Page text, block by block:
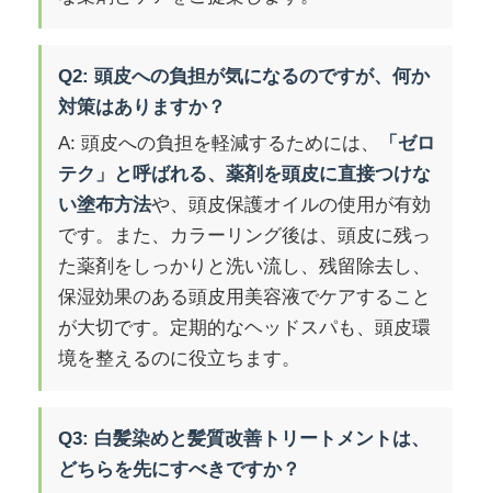
Q2: 頭皮への負担が気になるのですが、何か
対策はありますか？
A: 頭皮への負担を軽減するためには、
「ゼロ
テク」と呼ばれる、薬剤を頭皮に直接つけな
い塗布方法や、頭皮保護オイルの使用が有効
です。また、カラーリング後は、頭皮に残っ
た薬剤をしっかりと洗い流し、残留除去し、
保湿効果のある頭皮用美容液でケアすること
が大切です。定期的なヘッドスパも、頭皮環
境を整えるのに役立ちます。
Q3: 白髪染めと髪質改善トリートメントは、
どちらを先にすべきですか？